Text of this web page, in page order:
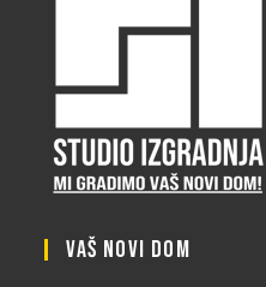
VAŠ NOVI DOM